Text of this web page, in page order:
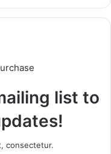
list to
consectetur.